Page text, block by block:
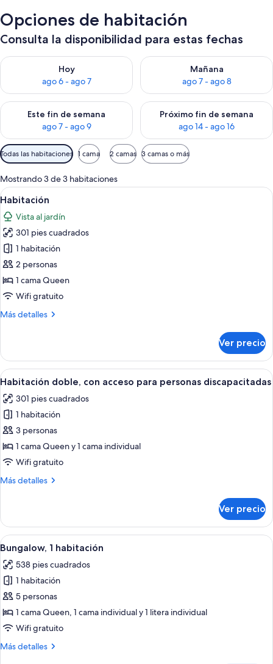
Opciones de habitación
Consulta la disponibilidad para estas fechas
Hoy
ago 6 - ago 7
Consulta la disponibilidad para hoy ago 6 - ago 7
Mañana
ago 7 - ago 8
Consulta la disponibilidad
Este fin de semana
ago 7 - ago 9
Consulta la disponibilidad para este fin de semana ago 7 -
Próximo fin de semana
ago 14 - ago 16
Consulta la disponibilidad
Filtros
disponibles
para
las
habitaciones
Todas las habitaciones 1 cama 2 camas 3 camas o más
Mostrando 3 de 3 habitaciones
Abrir
todas
las
fotos
de
Habitación
6
Habitación
Vista al jardín
301 pies cuadrados
1 habitación
2 personas
1 cama Queen
Wifi gratuito
Más detalles
Más
Ver precio
Abrir
todas
las
fotos
de
Habitación
doble,
acceso
discapacitadas
Habitación doble, con acceso para
10
Habitación doble, con acceso para personas discapacitadas
301 pies cuadrados
1 habitación
3 personas
1 cama Queen y 1 cama individual
Wifi gratuito
Más detalles
Más
doble,
con
acceso
personas
discapacitadas
Ver precio
Abrir
todas
las
fotos
de
Bungalow,
1
Ropa de cama de alta calidad y caja
12
Bungalow, 1 habitación
538 pies cuadrados
1 habitación
5 personas
1 cama Queen, 1 cama individual y 1 litera individual
Wifi gratuito
Más detalles
Más